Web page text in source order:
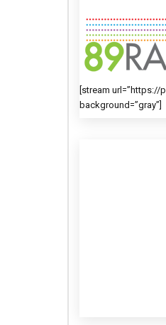
[stream url=”https://
background=”gray”]